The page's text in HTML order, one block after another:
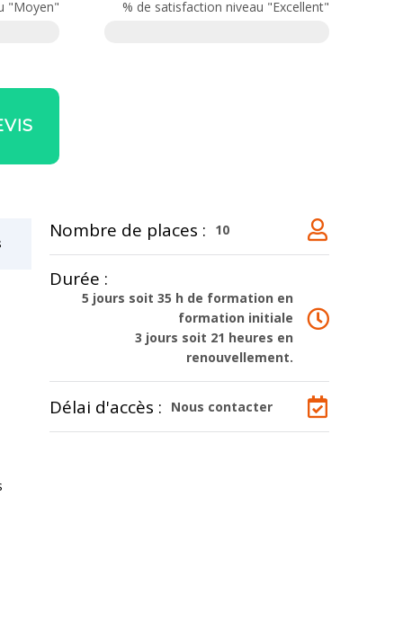
"Moyen" % de satisfaction niveau "Excellent"
Nombre de places : 10
Durée :
5 jours soit 35 h de formation en
formation initiale
3 jours soit 21 heures en
renouvellement.
Délai d'accès : Nous contacter